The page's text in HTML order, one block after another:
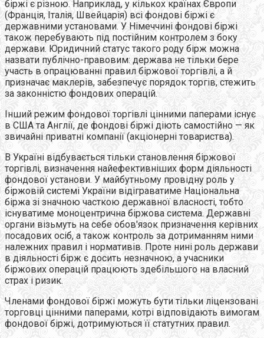
біржі є різною. Наприклад, у кількох країнах Європи
(Франція, Італія, Швейцарія) всі фондові біржі є
державними установами. У Німеччині фондові біржі
також перебувають під постійним контролем з боку
держави. Юридичний статус такого роду бірж можна
назвати публічно-правовим: держава не тільки бере
участь в опрацюванні правил біржової торгівлі, а й
призначає маклерів, забезпечує порядок торгів, стежить
за законністю фондових операцій.
Інший режим фондової торгівлі цінними паперами існує
в США та Англії, де фондові біржі діють самостійно — як
звичайні приватні компанії (акціонерні товариства).
В Україні відбувається тільки становлення біржової
торгівлі, визначення найефективніших форм діяльності
фондової установи. У майбутньому провідну роль у
біржовій системі України відіграватиме Національна
біржа зі значною часткою державної власності, тобто
існуватиме моноцентрична біржова система. Державні
органи візьмуть на себе обов'язок призначення керівних
посадових осіб, а також контроль за дотриманням ними
належних правил і нормативів. Проте нині роль держави
в діяльності бірж є досить незначною, а учасники
біржових операцій працюють здебільшого на власний
страх і ризик.
Членами фондової біржі можуть бути тільки ліцензовані
торговці цінними паперами, котрі відповідають вимогам
фондової біржі, дотримуються її статутних правил.